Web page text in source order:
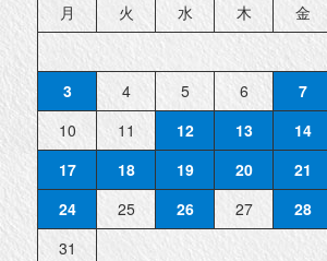
月 火 水 木 金
3
4 5 6 7
10
11 12 13 14
17
18 19 20 21
24
25 26 27 28
31